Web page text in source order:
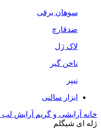
سوهان برقی
ضدقارچ
لاک ژل
ناخن گیر
نیپر
ابزار سالنی
خانه آرایشی و گریم آرایش لب
ژله ای شیگلم